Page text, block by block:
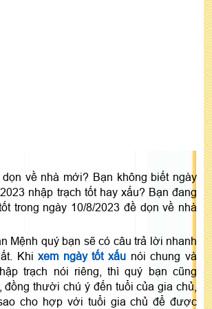
về nhà mới? Bạn không biết ngày
nhập trạch tốt hay xấu? Bạn đang
trong ngày 10/8/2023 đề dọn về nhà
Mệnh quý bạn sẽ có câu trả lời nhanh
Khixem ngày tốt xấu nói chung và
trạch nói riêng, thì quý bạn cũng
đồng thười chú ý đến tuổi của gia chủ,
cho hợp với tuổi gia chủ để được